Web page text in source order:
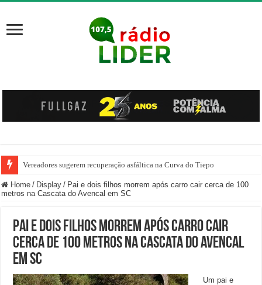
Vereadores sugerem recuperação asfáltica na Curva do Tiepo
Ônibus pega fogo na SC-355, em Jaborá
Home / Display / Pai e dois filhos morrem após carro cair cerca de 100
metros na Cascata do Avencal em SC
Pai e dois filhos morrem após carro cair
cerca de 100 metros na Cascata do Avencal
em SC
Um pai e